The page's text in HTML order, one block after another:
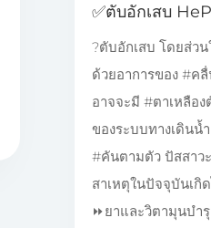
✅️ตับอักเสบ
?ตับอักเสบ โดยส่ว
ด้วยอาการของ #ค
อาจจะมี #ตาเหลือง
ของระบบทางเดินน้
#คันตามตัว ปัสสาว
สาเหตุในปัจจุบันเกิ
⏩ยาและวิตามุนบำรุ